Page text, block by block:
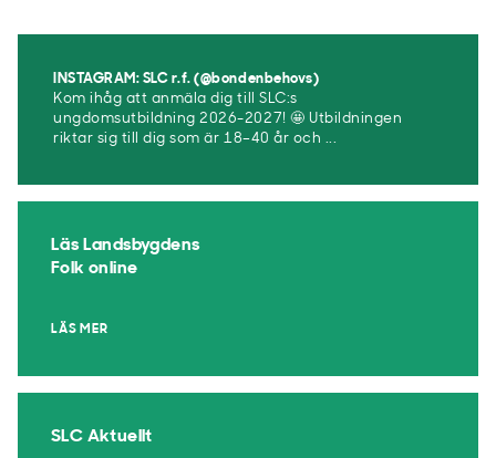
INSTAGRAM: SLC r.f. (@bondenbehovs)
Kom ihåg att anmäla dig till SLC:s
ungdomsutbildning 2026-2027! 🤩 Utbildningen
riktar sig till dig som är 18–40 år och ...
Läs Landsbygdens
Folk online
LÄS MER
SLC Aktuellt